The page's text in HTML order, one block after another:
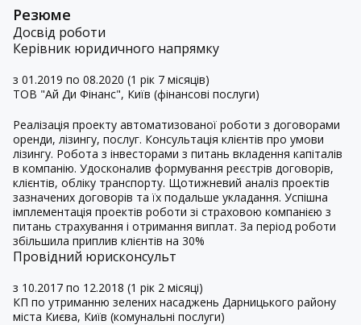
Резюме
Досвід роботи
Керівник юридичного напрямку
з 01.2019 по 08.2020 (1 рік 7 місяців)
ТОВ "Ай Ди Фінанс", Київ (фінансові послуги)
Реалізація проекту автоматизованої роботи з договорами
оренди, лізингу, послуг. Консультація клієнтів про умови
лізингу. Робота з інвесторами з питань вкладення капіталів
в компанію. Удосконалив формування реєстрів договорів,
клієнтів, обліку транспорту. Щотижневий аналіз проектів
зазначених договорів та їх подальше укладання. Успішна
імплементація проектів роботи зі страховою компанією з
питань страхування і отримання виплат. За період роботи
збільшила приплив клієнтів на 30%
Провідний юрисконсульт
з 10.2017 по 12.2018 (1 рік 2 місяці)
КП по утриманню зелених насаджень Дарницького району
міста Києва, Київ (комунальні послуги)